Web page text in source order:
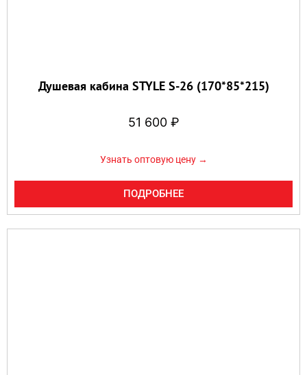
Душевая кабина STYLE S-26 (170*85*215)
51 600 ₽
Узнать оптовую цену →
ПОДРОБНЕЕ